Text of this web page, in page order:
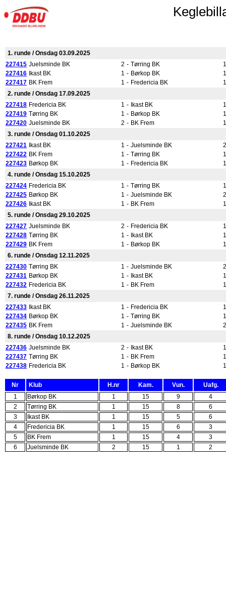
1. runde / Onsdag 03.09.2025
227415 Juelsminde BK 2 - Tørring BK
1
227416 Ikast BK 1 - Børkop BK
1
227417 BK Frem 1 - Fredericia BK
1
2. runde / Onsdag 17.09.2025
227418 Fredericia BK 1 - Ikast BK
1
227419 Tørring BK 1 - Børkop BK
1
227420 Juelsminde BK 2 - BK Frem
1
3. runde / Onsdag 01.10.2025
227421 Ikast BK 1 - Juelsminde BK
2
227422 BK Frem 1 - Tørring BK
1
227423 Børkop BK 1 - Fredericia BK
1
4. runde / Onsdag 15.10.2025
227424 Fredericia BK 1 - Tørring BK
1
227425 Børkop BK 1 - Juelsminde BK
2
227426 Ikast BK 1 - BK Frem
1
5. runde / Onsdag 29.10.2025
227427 Juelsminde BK 2 - Fredericia BK
1
227428 Tørring BK 1 - Ikast BK
1
227429 BK Frem 1 - Børkop BK
1
6. runde / Onsdag 12.11.2025
227430 Tørring BK 1 - Juelsminde BK
2
227431 Børkop BK 1 - Ikast BK
1
227432 Fredericia BK 1 - BK Frem
1
7. runde / Onsdag 26.11.2025
227433 Ikast BK 1 - Fredericia BK
1
227434 Børkop BK 1 - Tørring BK
1
227435 BK Frem 1 - Juelsminde BK
2
8. runde / Onsdag 10.12.2025
227436 Juelsminde BK 2 - Ikast BK
1
227437 Tørring BK 1 - BK Frem
1
227438 Fredericia BK 1 - Børkop BK 1
Nr Klub H.nr Kam. Vun.
Uafg.
1
Børkop BK 1 15 9
4
2
Tørring BK 1 15 8
6
3
Ikast BK 1 15 5
6
4
Fredericia BK 1 15 6
3
5
BK Frem 1 15 4
3
6
Juelsminde BK 2 15 1 2